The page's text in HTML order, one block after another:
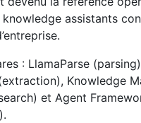
assistants
: LlamaParse
Knowledge
et Agent